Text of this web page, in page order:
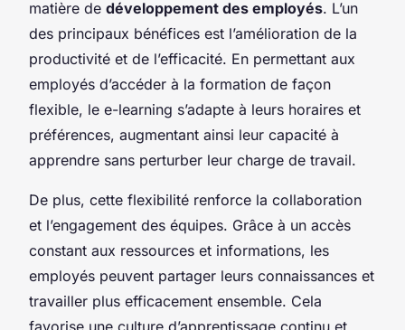
matière de développement des employés. L’un
des principaux bénéfices est l’amélioration de la
productivité et de l’efficacité. En permettant aux
employés d’accéder à la formation de façon
flexible, le e-learning s’adapte à leurs horaires et
préférences, augmentant ainsi leur capacité à
apprendre sans perturber leur charge de travail.
De plus, cette flexibilité renforce la collaboration
et l’engagement des équipes. Grâce à un accès
constant aux ressources et informations, les
employés peuvent partager leurs connaissances et
travailler plus efficacement ensemble. Cela
favorise une culture d’apprentissage continu et